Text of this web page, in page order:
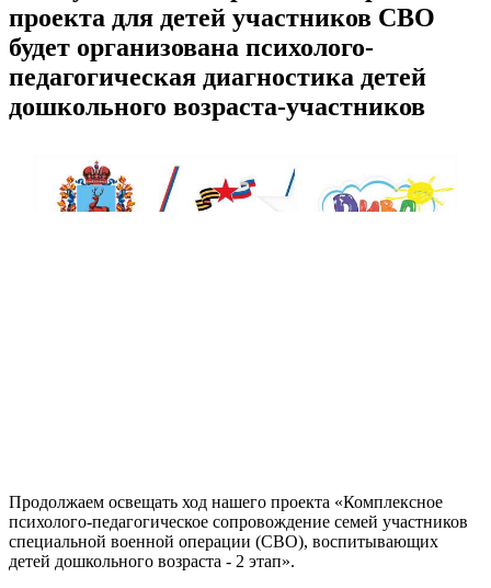
проекта для детей участников СВО
будет организована психолого-
педагогическая диагностика детей
дошкольного возраста-участников
Продолжаем освещать ход нашего проекта «Комплексное
психолого-педагогическое сопровождение семей участников
специальной военной операции (СВО), воспитывающих
детей дошкольного возраста - 2 этап».